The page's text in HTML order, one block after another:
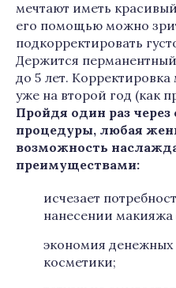
мечтают иметь
его помощью можно
подкорректировать
Держится
до 5 лет.
уже на второй год (как
Пройдя один раз через
процедуры, любая
возможность
преимуществами:
исчезает
нанесении макияжа
экономия денежных
косметики;